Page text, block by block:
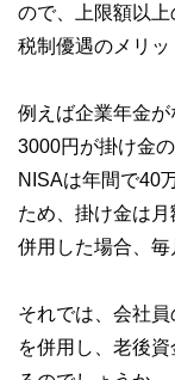
ので、上限額以
税制優遇のメリッ
例えば企業年金
3000円が掛け金
NISAは年間で40
ため、掛け金は
併用した場合、毎
それでは、会社
を併用し、老後